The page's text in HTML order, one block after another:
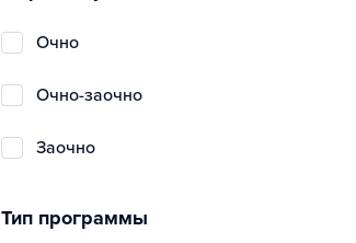
очно
очно-заочно
заочно
Тип программы